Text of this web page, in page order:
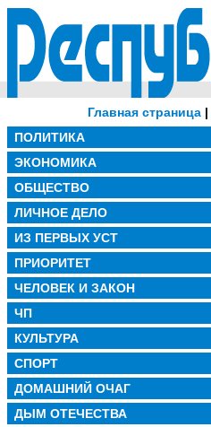
Главная страница |
ПОЛИТИКА
ЭКОНОМИКА
ОБЩЕСТВО
ЛИЧНОЕ ДЕЛО
ИЗ ПЕРВЫХ УСТ
ПРИОРИТЕТ
ЧЕЛОВЕК И ЗАКОН
ЧП
КУЛЬТУРА
СПОРТ
ДОМАШНИЙ ОЧАГ
ДЫМ ОТЕЧЕСТВА